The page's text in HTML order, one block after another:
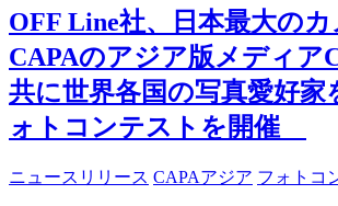
OFF Line社、日本最大の
CAPAのアジア版メディア
共に世界各国の写真愛好家
ォトコンテストを開催
ニュースリリース CAPAアジア フォトコ